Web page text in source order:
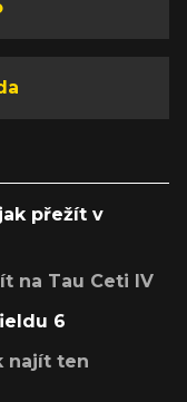
přežít v
na Tau Ceti IV
6
najít ten